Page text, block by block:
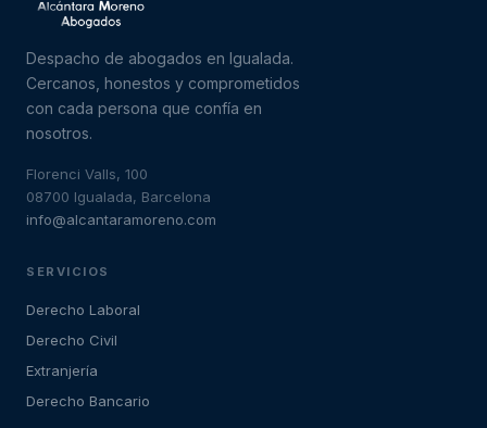
Despacho de abogados en Igualada.
Cercanos, honestos y comprometidos
con cada persona que confía en
nosotros.
Florenci Valls, 100
08700 Igualada, Barcelona
info@alcantaramoreno.com
SERVICIOS
Derecho Laboral
Derecho Civil
Extranjería
Derecho Bancario